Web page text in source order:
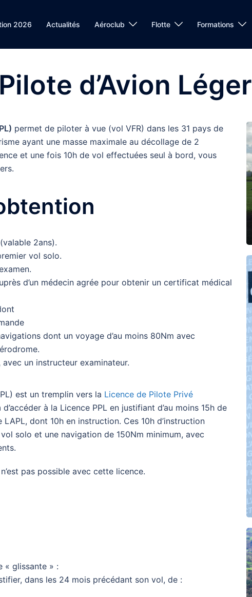
2026 Actualités Aéroclub Flotte Formations
d’Avion Léger
permet de piloter à vue (vol VFR) dans les 31 pays de
ayant une masse maximale au décollage de 2
et une fois 10h de vol effectuées seul à bord, vous
2ans).
vol solo.
d’un médecin agrée pour obtenir un certificat médical
dont un voyage d’au moins 80Nm avec
un instructeur examinateur.
est un tremplin vers la Licence de Pilote Privé
à la Licence PPL en justifiant d’au moins 15h de
dont 10h en instruction. Ces 10h d’instruction
solo et une navigation de 150Nm minimum, avec
pas possible avec cette licence.
« glissante » :
dans les 24 mois précédant son vol, de :